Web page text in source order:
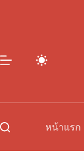
หน้าแรก